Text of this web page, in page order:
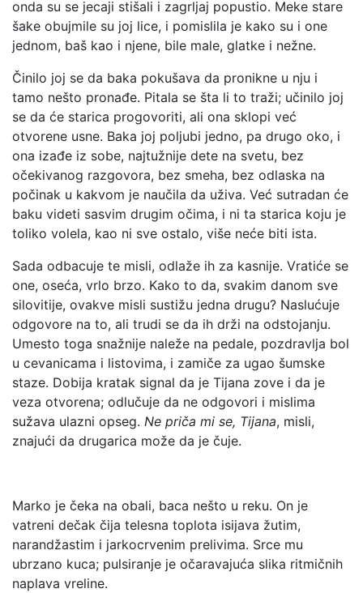
onda su se jecaji stišali i zagrljaj popustio. Meke stare
šake obujmile su joj lice, i pomislila je kako su i one
jednom, baš kao i njene, bile male, glatke i nežne.
Činilo joj se da baka pokušava da pronikne u nju i
tamo nešto pronađe. Pitala se šta li to traži; učinilo joj
se da će starica progovoriti, ali ona sklopi već
otvorene usne. Baka joj poljubi jedno, pa drugo oko, i
ona izađe iz sobe, najtužnije dete na svetu, bez
očekivanog razgovora, bez smeha, bez odlaska na
počinak u kakvom je naučila da uživa. Već sutradan će
baku videti sasvim drugim očima, i ni ta starica koju je
toliko volela, kao ni sve ostalo, više neće biti ista.
Sada odbacuje te misli, odlaže ih za kasnije. Vratiće se
one, oseća, vrlo brzo. Kako to da, svakim danom sve
silovitije, ovakve misli sustižu jedna drugu? Naslućuje
odgovore na to, ali trudi se da ih drži na odstojanju.
Umesto toga snažnije naleže na pedale, pozdravlja bol
u cevanicama i listovima, i zamiče za ugao šumske
staze. Dobija kratak signal da je Tijana zove i da je
veza otvorena; odlučuje da ne odgovori i mislima
sužava ulazni opseg. Ne priča mi se, Tijana, misli,
znajući da drugarica može da je čuje.
Marko je čeka na obali, baca nešto u reku. On je
vatreni dečak čija telesna toplota isijava žutim,
narandžastim i jarkocrvenim prelivima. Srce mu
ubrzano kuca; pulsiranje je očaravajuća slika ritmičnih
naplava vreline.